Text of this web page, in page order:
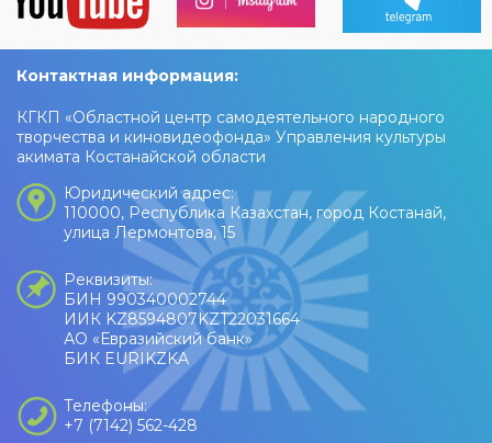
Контактная информация:
КГКП «Областной центр самодеятельного народного
творчества и киновидеофонда» Управления культуры
акимата Костанайской области
Юридический адрес:
110000, Республика Казахстан, город Костанай,
улица Лермонтова, 15
Реквизиты:
БИН 990340002744
ИИК KZ8594807KZT22031664
АО «Евразийский банк»
БИК EURIKZKA
Телефоны:
+7 (7142) 562-428